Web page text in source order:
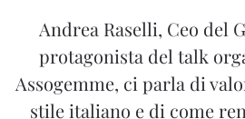
Andrea Raselli, Ceo del
protagonista del talk
Assogemme, ci parla di
stile italiano e di come